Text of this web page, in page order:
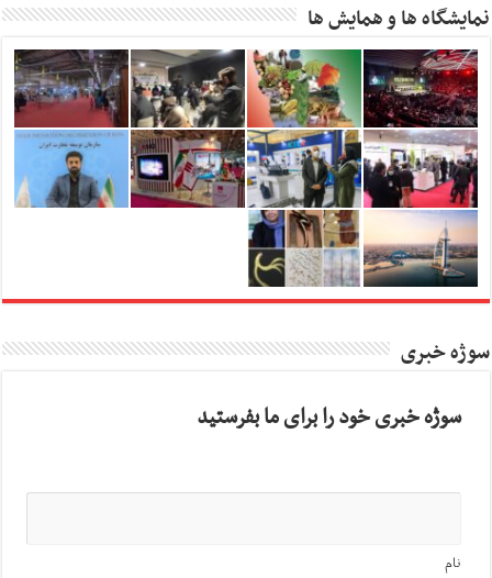
نمایشگاه ها و همایش ها
سوژه خبری
سوژه خبری خود را برای ما بفرستید
نام